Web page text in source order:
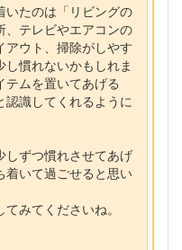
いたのは「リビングの
、テレビやエアコンの
ウト、掃除がしやす
慣れないかもしれま
ムを置いてあげる
認識してくれるように
しずつ慣れさせてあげ
着いて過ごせると思い
みてくださいね。